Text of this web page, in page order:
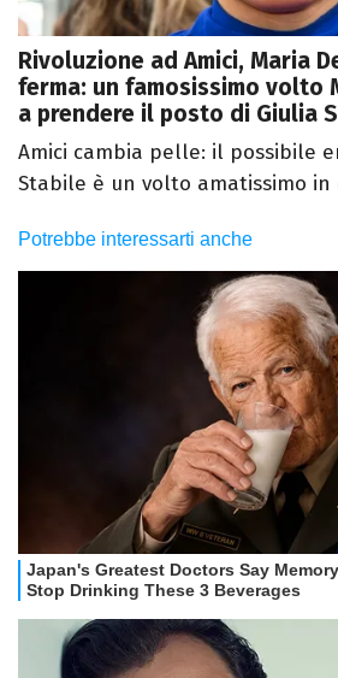
Rivoluzione ad Amici, Maria
ferma: un famosissimo volto
a prendere il posto di Giulia
Amici cambia pelle: il possibile
Stabile è un volto amatissimo in